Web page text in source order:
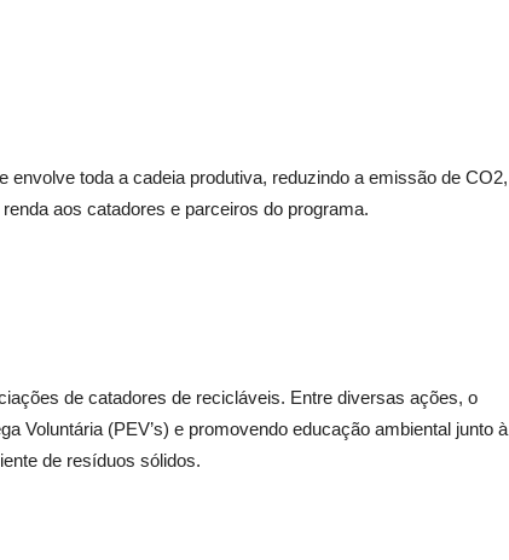
envolve toda a cadeia produtiva, reduzindo a emissão de CO2,
aos catadores e parceiros do programa.
de catadores de recicláveis. Entre diversas ações, o
Voluntária (PEV’s) e promovendo educação ambiental junto à
de resíduos sólidos.